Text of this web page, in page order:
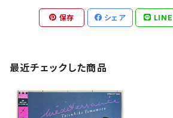
保存 シェア LINE
最近チェックした商品